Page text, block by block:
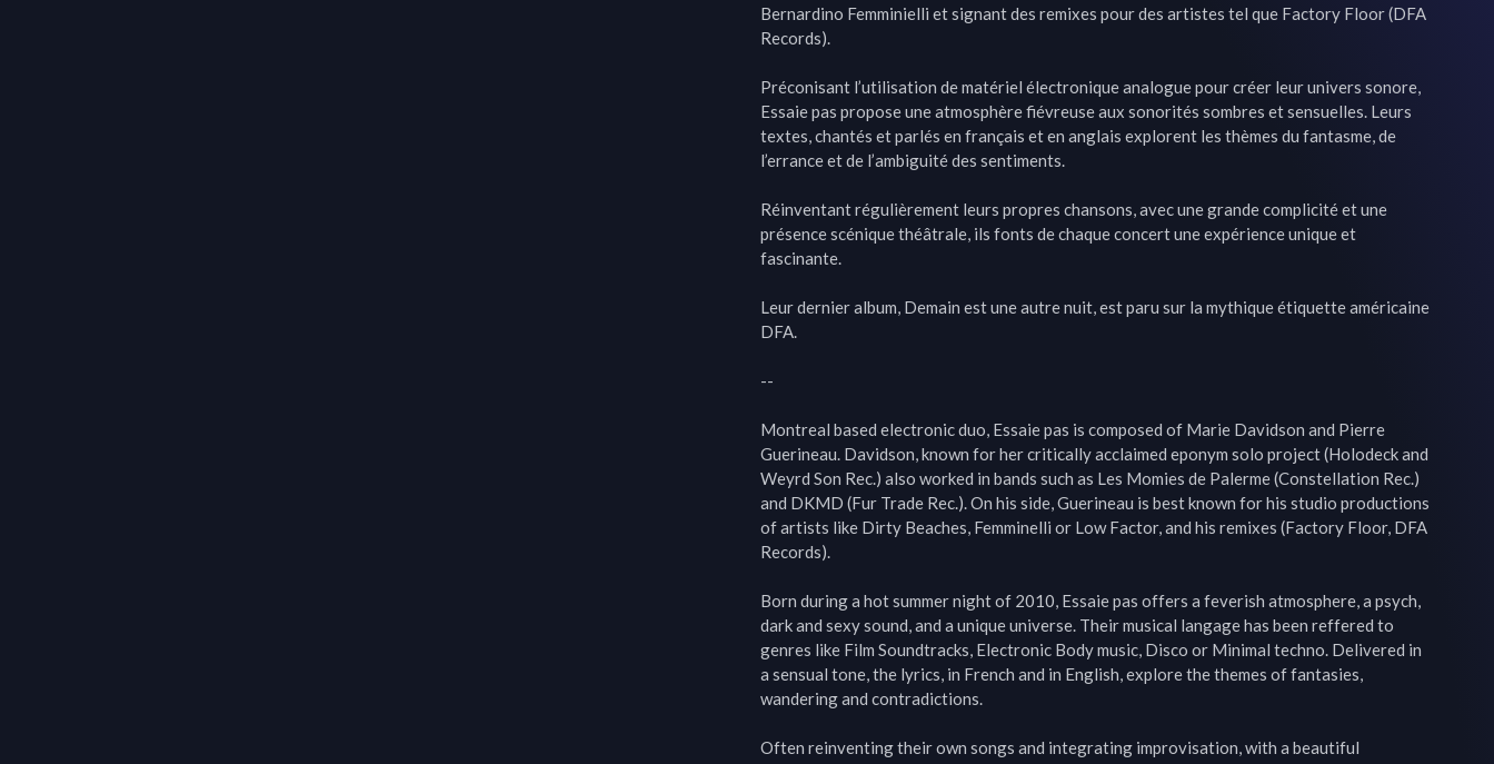
Bernardino Femminielli et signant des remixes pour des artistes tel que Factory Floor (DFA
Records).
Préconisant l’utilisation de matériel électronique analogue pour créer leur univers sonore,
Essaie pas propose une atmosphère fiévreuse aux sonorités sombres et sensuelles. Leurs
textes, chantés et parlés en français et en anglais explorent les thèmes du fantasme, de
l’errance et de l’ambiguité des sentiments.
Réinventant régulièrement leurs propres chansons, avec une grande complicité et une
présence scénique théâtrale, ils fonts de chaque concert une expérience unique et
fascinante.
Leur dernier album, Demain est une autre nuit, est paru sur la mythique étiquette américaine
DFA.
--
Montreal based electronic duo, Essaie pas is composed of Marie Davidson and Pierre
Guerineau. Davidson, known for her critically acclaimed eponym solo project (Holodeck and
Weyrd Son Rec.) also worked in bands such as Les Momies de Palerme (Constellation Rec.)
and DKMD (Fur Trade Rec.). On his side, Guerineau is best known for his studio productions
of artists like Dirty Beaches, Femminelli or Low Factor, and his remixes (Factory Floor, DFA
Records).
Born during a hot summer night of 2010, Essaie pas offers a feverish atmosphere, a psych,
dark and sexy sound, and a unique universe. Their musical langage has been reffered to
genres like Film Soundtracks, Electronic Body music, Disco or Minimal techno. Delivered in
a sensual tone, the lyrics, in French and in English, explore the themes of fantasies,
wandering and contradictions.
Often reinventing their own songs and integrating improvisation, with a beautiful